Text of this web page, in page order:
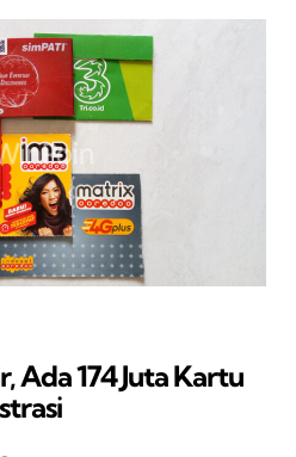
Ada 174 Juta Kartu